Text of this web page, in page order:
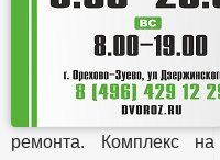
ремонта. Комплекс на